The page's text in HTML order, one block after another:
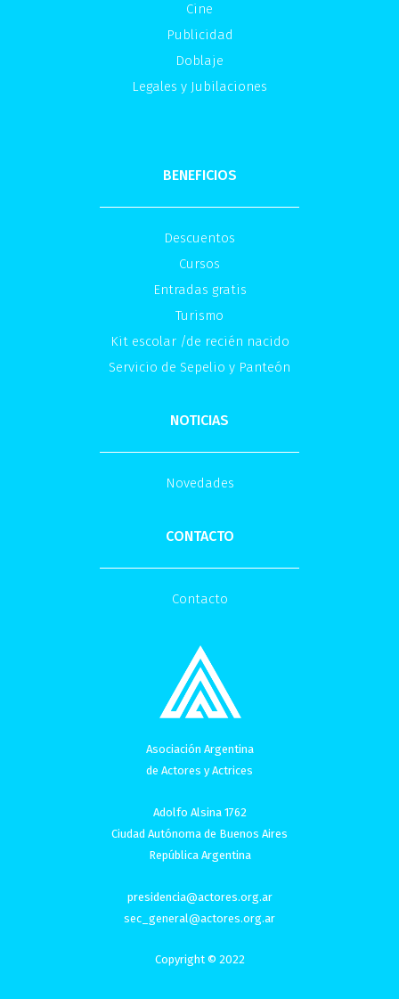
Cine
Publicidad
Doblaje
Legales y Jubilaciones
BENEFICIOS
Descuentos
Cursos
Entradas gratis
Turismo
Kit escolar /de recién nacido
Servicio de Sepelio y Panteón
NOTICIAS
Novedades
CONTACTO
Contacto
Asociación Argentina
de Actores y Actrices
Adolfo Alsina 1762
Ciudad Autónoma de Buenos Aires
República Argentina
presidencia@actores.org.ar
sec_general@actores.org.ar
Copyright © 2022